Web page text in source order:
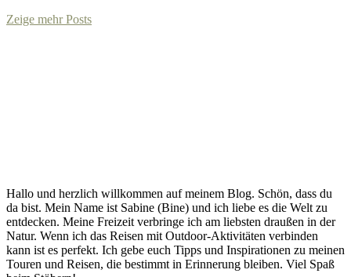
Zeige mehr Posts
Hallo und herzlich willkommen auf meinem Blog. Schön, dass du
da bist. Mein Name ist Sabine (Bine) und ich liebe es die Welt zu
entdecken. Meine Freizeit verbringe ich am liebsten draußen in der
Natur. Wenn ich das Reisen mit Outdoor-Aktivitäten verbinden
kann ist es perfekt. Ich gebe euch Tipps und Inspirationen zu meinen
Touren und Reisen, die bestimmt in Erinnerung bleiben. Viel Spaß